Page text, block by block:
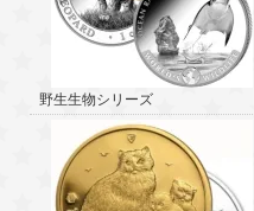
野生生物シリーズ